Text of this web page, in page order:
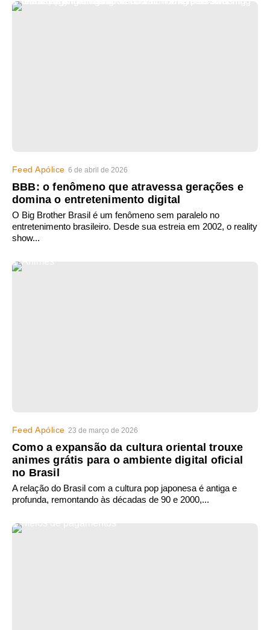
Feed Apólice 6 de abril de 2026
BBB: o fenômeno que atravessa gerações e
domina o entretenimento digital
O Big Brother Brasil é um fenômeno sem paralelo no
entretenimento brasileiro. Desde sua estreia em 2002, o reality
show...
Feed Apólice 23 de março de 2026
Como a expansão da cultura oriental trouxe
animes grátis para o ambiente digital oficial
no Brasil
A relação do Brasil com a cultura pop japonesa é antiga e
profunda, remontando às décadas de 90 e 2000,...